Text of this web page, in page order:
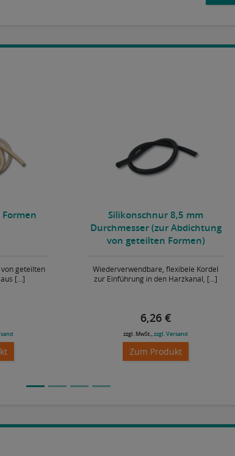
geteilten
[...]
Silikonschnur 8,5 mm
Durchmesser (zur Abdichtung
von geteilten Formen)
Wiederverwendbare, flexibele Kordel
zur Einführung in den Harzkanal, [...]
6,26 €
zzgl. MwSt.,zzgl. Versand
Zum Produkt